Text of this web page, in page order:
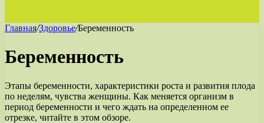
Главная/Здоровье/Беременность
Беременность
Этапы беременности, характеристики роста и развития плода
по неделям, чувства женщины. Как меняется организм в
период беременности и чего ждать на определенном ее
отрезке, читайте в этом обзоре.